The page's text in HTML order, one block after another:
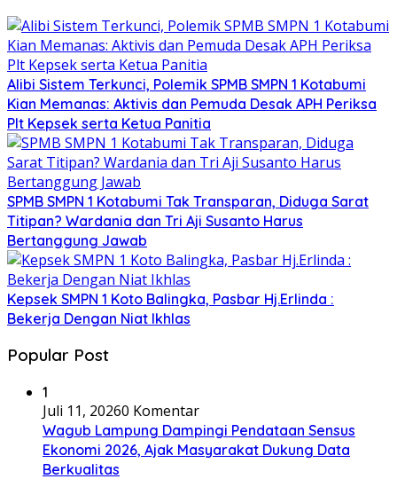
Alibi Sistem Terkunci, Polemik SPMB SMPN 1 Kotabumi
Kian Memanas: Aktivis dan Pemuda Desak APH Periksa
Plt Kepsek serta Ketua Panitia
SPMB SMPN 1 Kotabumi Tak Transparan, Diduga Sarat
Titipan? Wardania dan Tri Aji Susanto Harus
Bertanggung Jawab
Kepsek SMPN 1 Koto Balingka, Pasbar Hj.Erlinda :
Bekerja Dengan Niat Ikhlas
Popular Post
1
Juli 11, 20260 Komentar
Wagub Lampung Dampingi Pendataan Sensus
Ekonomi 2026, Ajak Masyarakat Dukung Data
Berkualitas